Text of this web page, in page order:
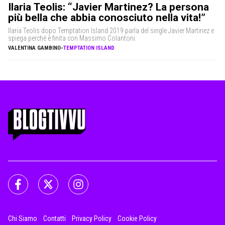
Ilaria Teolis: “Javier Martinez? La persona
più bella che abbia conosciuto nella vita!”
Ilaria Teolis dopo Temptation Island 2019 parla del single Javier Martinez e
spiega perché è finita con Massimo Colantoni.
VALENTINA GAMBINO-TEMPTATION ISLAND
Chi Siamo Contatti Privacy Policy Cookie Policy